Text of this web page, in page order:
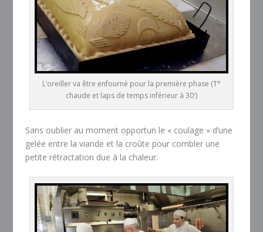
L’oreiller va être enfourné pour la première phase (T°
chaude et laps de temps inférieur à 30′)
Sans oublier au moment opportun le « coulage » d’une
gelée entre la viande et la croûte pour combler une
petite rétractation due à la chaleur.